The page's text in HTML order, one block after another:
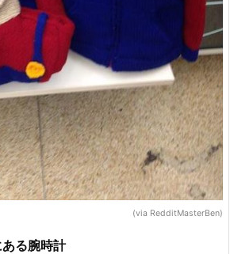
(via RedditMasterBen)
る腕時計